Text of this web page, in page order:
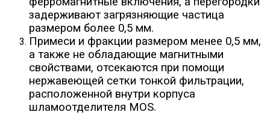
задерживают загрязняющие частица
размером более 0,5 мм.
Примеси и фракции размером менее 0,5 мм,
а также не обладающие магнитными
свойствами, отсекаются при помощи
нержавеющей сетки тонкой фильтрации,
расположенной внутри корпуса
шламоотделителя MOS.